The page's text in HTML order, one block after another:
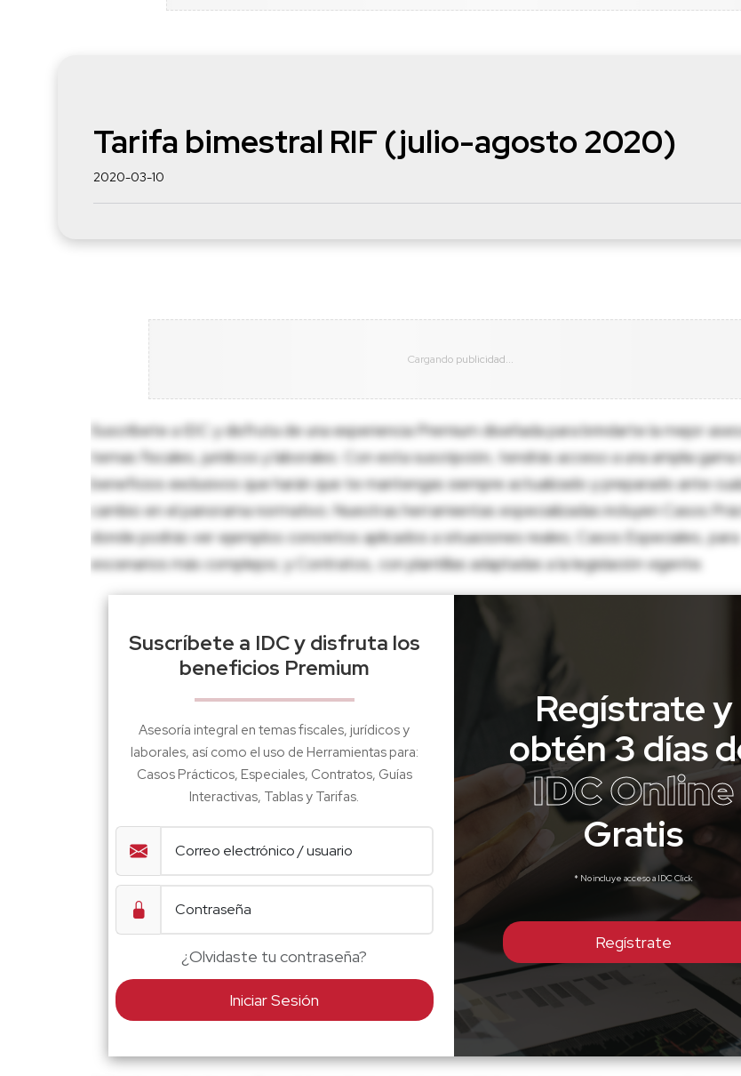
Tarifa bimestral RIF (julio-agosto 2020)
2020-03-10
Suscríbete a IDC y disfruta de una experiencia Premium diseñada para brindarte la mejor
temas fiscales, jurídicos y laborales. Con esta suscripción, tendrás acceso a una amplia gama
beneficios exclusivos que harán que te mantengas siempre actualizado y preparado ante
cambio en el panorama normativo. Nuestras herramientas especializadas incluyen Casos
donde podrás ver ejemplos concretos aplicados a situaciones reales; Casos Especiales, para
escenarios más complejos; y Contratos, con plantillas adaptadas a la legislación vigente.
Suscríbete a IDC y disfruta los
beneficios Premium
Asesoría integral en temas fiscales, jurídicos y
laborales, así como el uso de Herramientas para:
Casos Prácticos, Especiales, Contratos, Guías
Interactivas, Tablas y Tarifas.
¿Olvidaste tu contraseña?
Iniciar Sesión
Regístrate y
obtén 3 días
IDC Online
Gratis
* No incluye acceso a IDC Click
Regístrate